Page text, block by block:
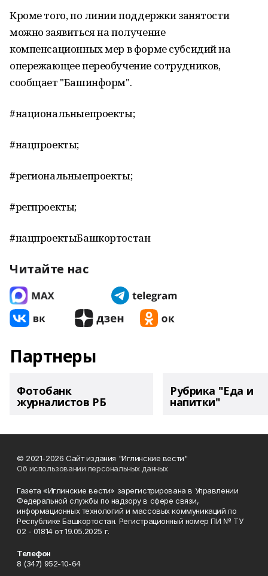
Кроме того, по линии поддержки занятости
можно заявиться на получение
компенсационных мер в форме субсидий на
опережающее переобучение сотрудников,
сообщает "Башинформ".
#национальныепроекты;
#нацпроекты;
#региональныепроекты;
#регпроекты;
#нацпроектыБашкортостан
Читайте нас
Партнеры
Фотобанк
журналистов РБ
Рубрика "Еда и
напитки"
© 2021-2026 Сайт издания "Иглинские вести"
Об использовании персональных данных
Газета «Иглинские вести» зарегистрирована в Управлении
Федеральной службы по надзору в сфере связи,
информационных технологий и массовых коммуникаций по
Республике Башкортостан. Регистрационный номер ПИ № ТУ
02 - 01814 от 19.05.2025 г.
Телефон
8 (347) 952-10-64